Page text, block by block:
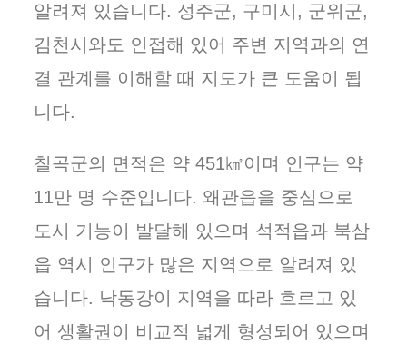
알려져 있습니다. 성주군, 구미시, 군위군,
김천시와도 인접해 있어 주변 지역과의 연
결 관계를 이해할 때 지도가 큰 도움이 됩
니다.
칠곡군의 면적은 약 451㎢이며 인구는 약
11만 명 수준입니다. 왜관읍을 중심으로
도시 기능이 발달해 있으며 석적읍과 북삼
읍 역시 인구가 많은 지역으로 알려져 있
습니다. 낙동강이 지역을 따라 흐르고 있
어 생활권이 비교적 넓게 형성되어 있으며